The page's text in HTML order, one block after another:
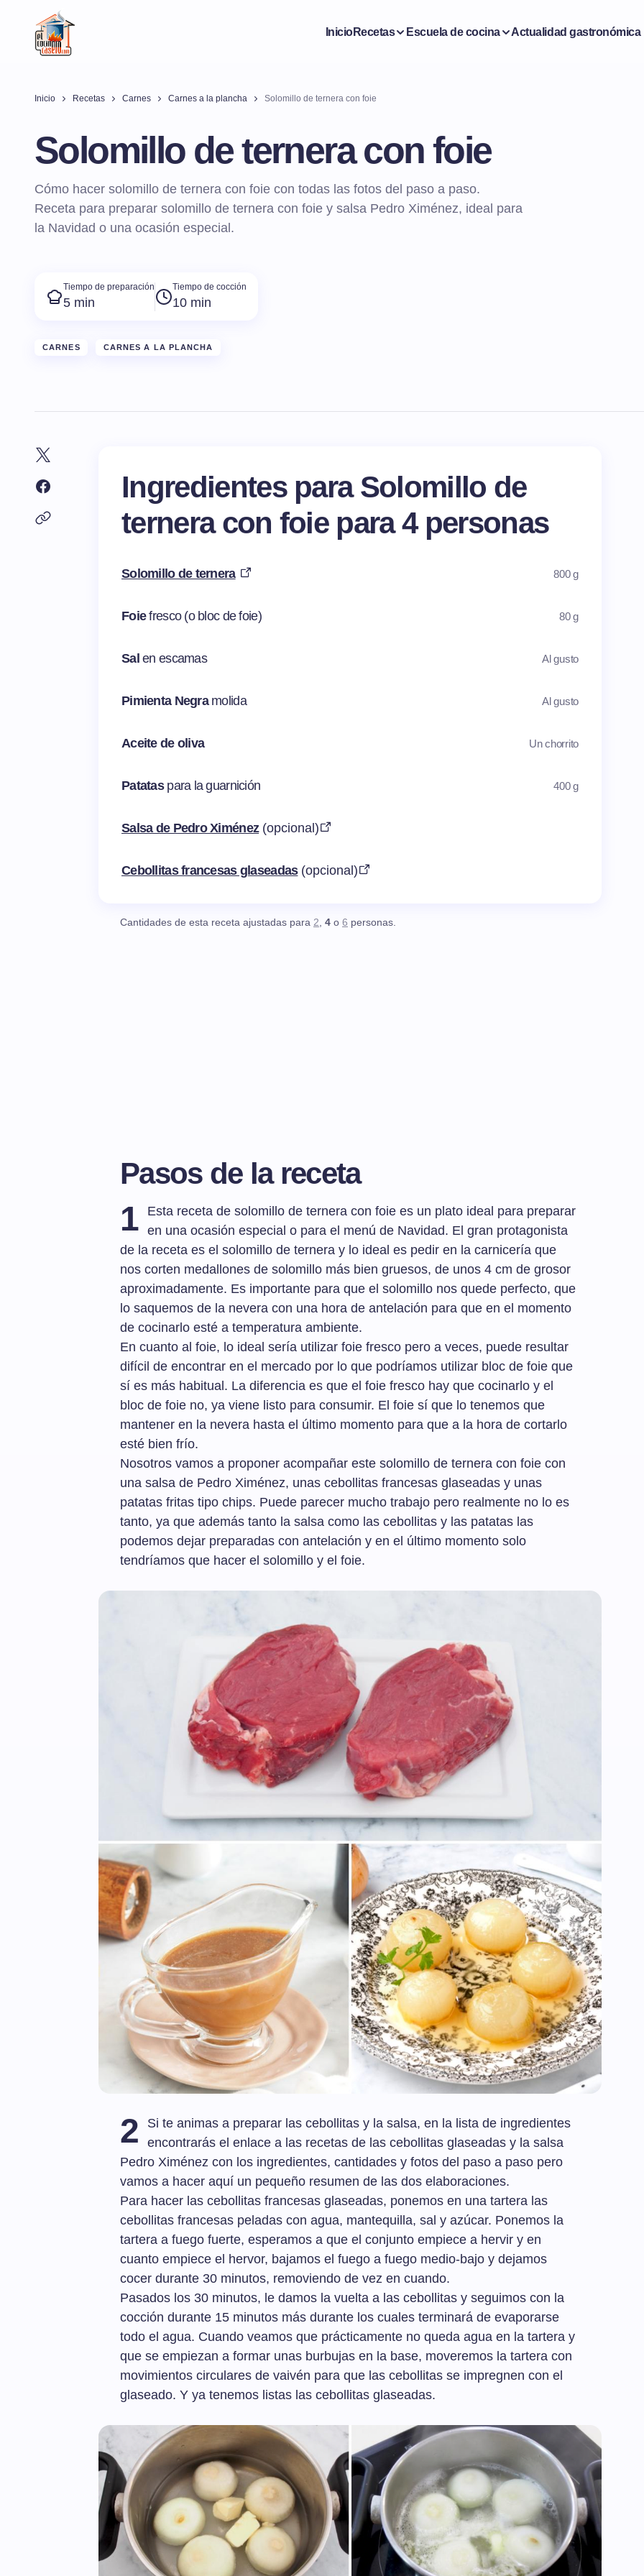
InicioRecetas Escuela de cocina Actualidad gastronómica
Inicio Recetas Carnes Carnes a la plancha Solomillo de ternera con foie
Solomillo de ternera con foie
Cómo hacer solomillo de ternera con foie con todas las fotos del paso a paso.
Receta para preparar solomillo de ternera con foie y salsa Pedro Ximénez, ideal para
la Navidad o una ocasión especial.
Tiempo de preparación
5 min
Tiempo de cocción
10 min
CARNES CARNES A LA PLANCHA
Ingredientes para Solomillo de
ternera con foie para 4 personas
Solomillo de ternera 800 g
Foiefresco (o bloc de foie) 80 g
Salen escamas Al gusto
Pimienta Negra molida Al gusto
Aceite de oliva Un chorrito
Patatas para la guarnición 400 g
Salsa de Pedro Ximénez (opcional)
Cebollitas francesas glaseadas (opcional)
Cantidades de esta receta ajustadas para 2, 4 o 6 personas.
Pasos de la receta
1
Esta receta de solomillo de ternera con foie es un plato ideal para preparar
en una ocasión especial o para el menú de Navidad. El gran protagonista
de la receta es el solomillo de ternera y lo ideal es pedir en la carnicería que
nos corten medallones de solomillo más bien gruesos, de unos 4 cm de grosor
aproximadamente. Es importante para que el solomillo nos quede perfecto, que
lo saquemos de la nevera con una hora de antelación para que en el momento
de cocinarlo esté a temperatura ambiente.
En cuanto al foie, lo ideal sería utilizar foie fresco pero a veces, puede resultar
difícil de encontrar en el mercado por lo que podríamos utilizar bloc de foie que
sí es más habitual. La diferencia es que el foie fresco hay que cocinarlo y el
bloc de foie no, ya viene listo para consumir. El foie sí que lo tenemos que
mantener en la nevera hasta el último momento para que a la hora de cortarlo
esté bien frío.
Nosotros vamos a proponer acompañar este solomillo de ternera con foie con
una salsa de Pedro Ximénez, unas cebollitas francesas glaseadas y unas
patatas fritas tipo chips. Puede parecer mucho trabajo pero realmente no lo es
tanto, ya que además tanto la salsa como las cebollitas y las patatas las
podemos dejar preparadas con antelación y en el último momento solo
tendríamos que hacer el solomillo y el foie.
2
Si te animas a preparar las cebollitas y la salsa, en la lista de ingredientes
encontrarás el enlace a las recetas de las cebollitas glaseadas y la salsa
Pedro Ximénez con los ingredientes, cantidades y fotos del paso a paso pero
vamos a hacer aquí un pequeño resumen de las dos elaboraciones.
Para hacer las cebollitas francesas glaseadas, ponemos en una tartera las
cebollitas francesas peladas con agua, mantequilla, sal y azúcar. Ponemos la
tartera a fuego fuerte, esperamos a que el conjunto empiece a hervir y en
cuanto empiece el hervor, bajamos el fuego a fuego medio-bajo y dejamos
cocer durante 30 minutos, removiendo de vez en cuando.
Pasados los 30 minutos, le damos la vuelta a las cebollitas y seguimos con la
cocción durante 15 minutos más durante los cuales terminará de evaporarse
todo el agua. Cuando veamos que prácticamente no queda agua en la tartera y
que se empiezan a formar unas burbujas en la base, moveremos la tartera con
movimientos circulares de vaivén para que las cebollitas se impregnen con el
glaseado. Y ya tenemos listas las cebollitas glaseadas.